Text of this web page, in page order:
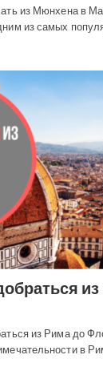
из Мюнхена в
из самых
из Рима до
в